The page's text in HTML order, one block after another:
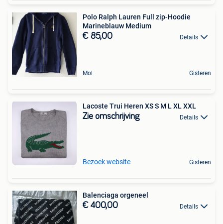
Polo Ralph Lauren Full zip-Hoodie
Marineblauw Medium
€ 85,00 Details
Mol Gisteren
Lacoste Trui Heren XS S M L XL XXL
Zie omschrijving Details
Bezoek website Gisteren
Balenciaga orgeneel
€ 400,00 Details